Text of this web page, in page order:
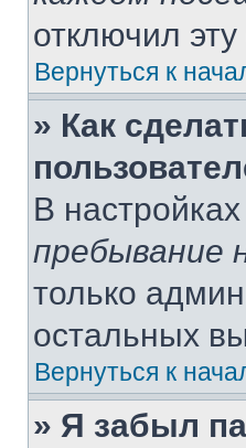
отключил
Вернуться к
» Как
В
пребывание
только
остальных
Вернуться к
» Я забыл